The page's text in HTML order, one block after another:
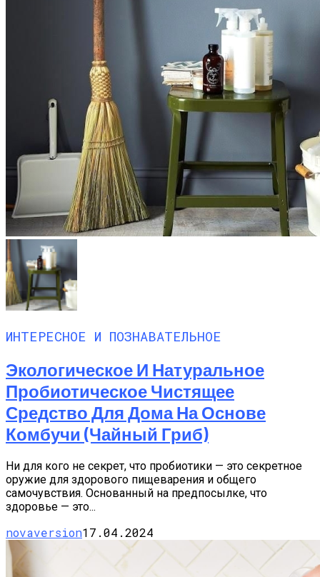
ИНТЕРЕСНОЕ И ПОЗНАВАТЕЛЬНОЕ
Экологическое И Натуральное
Пробиотическое Чистящее
Средство Для Дома На Основе
Комбучи (чайный Гриб)
Ни для кого не секрет, что пробиотики — это секретное
оружие для здорового пищеварения и общего
самочувствия. Основанный на предпосылке, что
здоровье — это...
novaversion17.04.2024